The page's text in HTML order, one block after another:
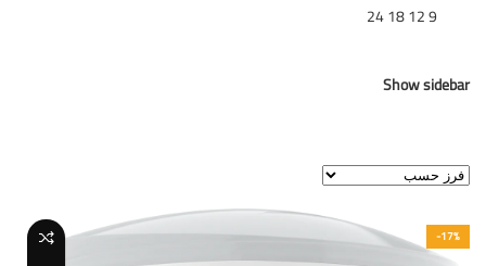
9
12
18
24
Show sidebar
-17%